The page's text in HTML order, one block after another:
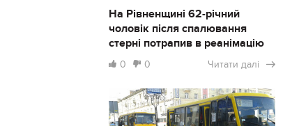
На Рівненщині 62-річний
чоловік після спалювання
стерні потрапив в реанімацію
0 0 Читати далі